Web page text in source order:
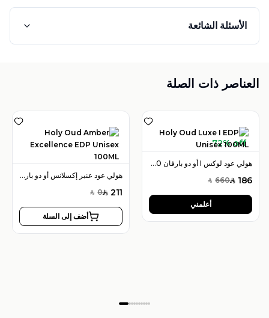
الأسئلة الشائعة
العناصر ذات الصلة
هولي عود عنبر إكسلانس أو دو بارفان 100 مل للجنسين
SAR 211
SAR 0
أضف إلى السلة
72% off
هولي عود لوكس I أو دو بارفان 100 مل للجنسين
SAR 186
SAR 660
أعلمني